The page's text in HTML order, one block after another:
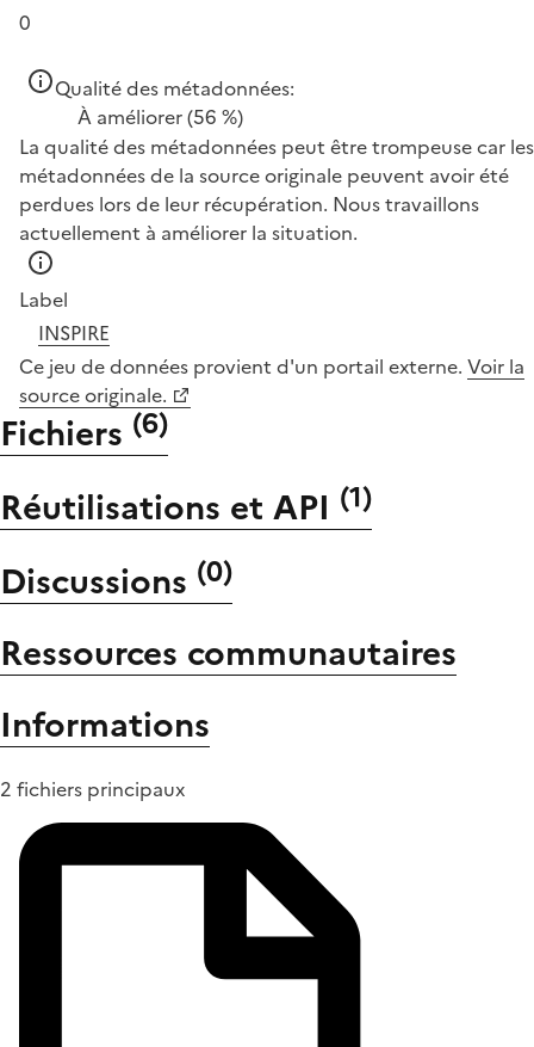
0
Qualité des métadonnées:
À améliorer(56 %)
La qualité des métadonnées peut être trompeuse car les
métadonnées de la source originale peuvent avoir été
perdues lors de leur récupération. Nous travaillons
actuellement à améliorer la situation.
Label
INSPIRE
Ce jeu de données provient d'un portail externe. Voir la
source originale.
Fichiers (6)
Réutilisations et API (1)
Discussions (0)
Ressources communautaires
Informations
2 fichiers principaux